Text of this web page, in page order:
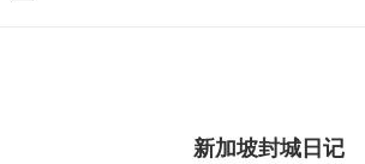
新加坡封城日记